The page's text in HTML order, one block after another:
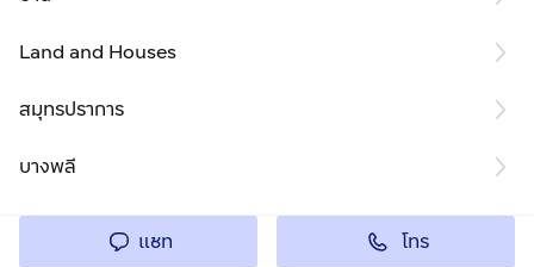
Land and Houses
สมุทรปราการ
บางพลี
แชท โทร